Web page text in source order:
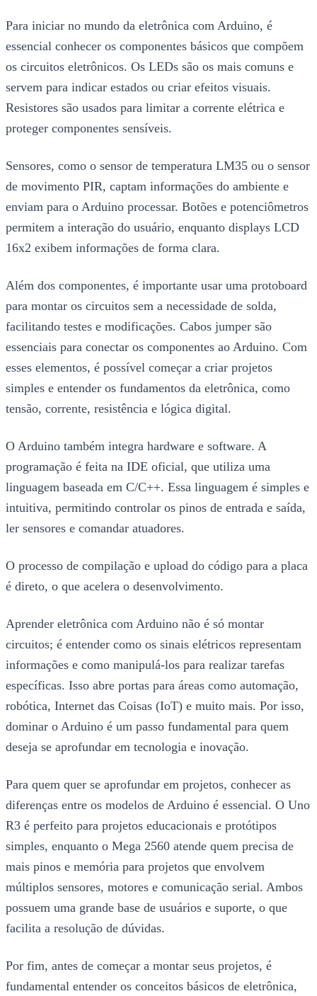
Para iniciar no mundo da eletrônica com Arduino, é
essencial conhecer os componentes básicos que compõem
os circuitos eletrônicos. Os LEDs são os mais comuns e
servem para indicar estados ou criar efeitos visuais.
Resistores são usados para limitar a corrente elétrica e
proteger componentes sensíveis.
Sensores, como o sensor de temperatura LM35 ou o sensor
de movimento PIR, captam informações do ambiente e
enviam para o Arduino processar. Botões e potenciômetros
permitem a interação do usuário, enquanto displays LCD
16x2 exibem informações de forma clara.
Além dos componentes, é importante usar uma protoboard
para montar os circuitos sem a necessidade de solda,
facilitando testes e modificações. Cabos jumper são
essenciais para conectar os componentes ao Arduino. Com
esses elementos, é possível começar a criar projetos
simples e entender os fundamentos da eletrônica, como
tensão, corrente, resistência e lógica digital.
O Arduino também integra hardware e software. A
programação é feita na IDE oficial, que utiliza uma
linguagem baseada em C/C++. Essa linguagem é simples e
intuitiva, permitindo controlar os pinos de entrada e saída,
ler sensores e comandar atuadores.
O processo de compilação e upload do código para a placa
é direto, o que acelera o desenvolvimento.
Aprender eletrônica com Arduino não é só montar
circuitos; é entender como os sinais elétricos representam
informações e como manipulá-los para realizar tarefas
específicas. Isso abre portas para áreas como automação,
robótica, Internet das Coisas (IoT) e muito mais. Por isso,
dominar o Arduino é um passo fundamental para quem
deseja se aprofundar em tecnologia e inovação.
Para quem quer se aprofundar em projetos, conhecer as
diferenças entre os modelos de Arduino é essencial. O Uno
R3 é perfeito para projetos educacionais e protótipos
simples, enquanto o Mega 2560 atende quem precisa de
mais pinos e memória para projetos que envolvem
múltiplos sensores, motores e comunicação serial. Ambos
possuem uma grande base de usuários e suporte, o que
facilita a resolução de dúvidas.
Por fim, antes de começar a montar seus projetos, é
fundamental entender os conceitos básicos de eletrônica,